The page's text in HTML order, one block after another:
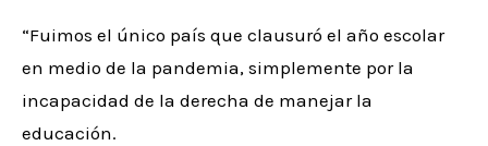
“Fuimos el único país que clausuró el año escolar
en medio de la pandemia, simplemente por la
incapacidad de la derecha de manejar la
educación.